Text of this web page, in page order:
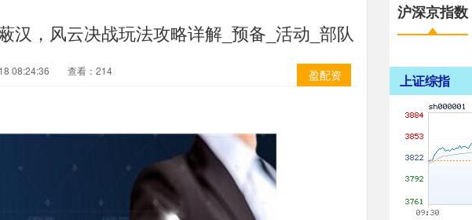
汉，风云决战玩法攻略详解_预备_活动_部队
盈配资
08:24:36 查看：214
沪深京指数
上证综指